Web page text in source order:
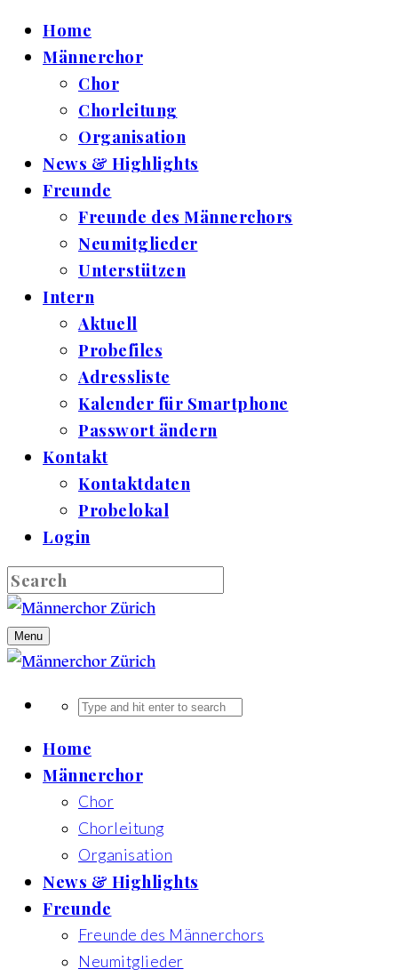
Home
Männerchor
Chor
Chorleitung
Organisation
News & Highlights
Freunde
Freunde des Männerchors
Neumitglieder
Unterstützen
Intern
Aktuell
Probefiles
Adressliste
Kalender für Smartphone
Passwort ändern
Kontakt
Kontaktdaten
Probelokal
Login
Menu
Home
Männerchor
Chor
Chorleitung
Organisation
News & Highlights
Freunde
Freunde des Männerchors
Neumitglieder